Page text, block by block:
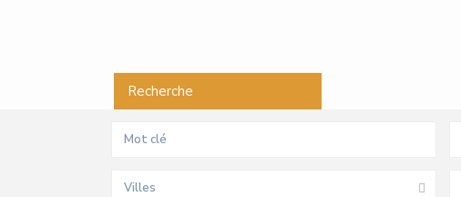
Recherche
Villes